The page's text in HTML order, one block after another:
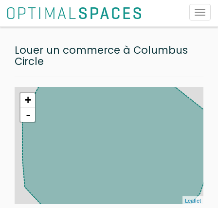
Louer un commerce à Columbus
Circle
+
-
Leaflet